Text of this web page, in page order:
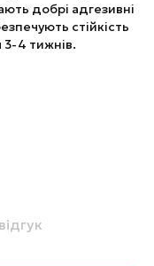
добрі адгезивні
стійкість
3-4 тижнів.